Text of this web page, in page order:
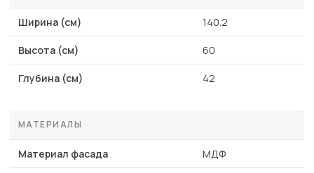
Ширина (см) 140.2
Высота (см) 60
Глубина (см) 42
МАТЕРИАЛЫ
Материал фасада МДФ